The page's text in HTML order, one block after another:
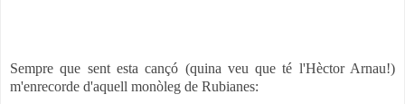
Sempre que sent esta cançó (quina veu que té l'Hèctor Arnau!)
m'enrecorde d'aquell monòleg de Rubianes: